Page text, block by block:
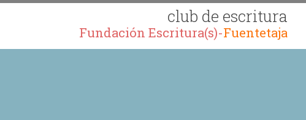
club de escritura
Fundación Escritura(s)-Fuentetaja